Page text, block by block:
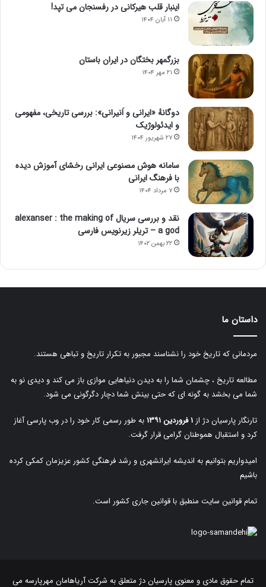
اینبار قلب هیرکانی در رفسنجان می تپد!
۱۱ آبان ۱۴۰۴
بزرگمهر بختگان در ایران باستان
۲۱ مهر ۱۴۰۴
دوگانهٔ «ایرانی و اَنیرانی»: بررسی تاریخی، مفهومی
و ایدئولوژیک
۲۷ شهریور ۱۴۰۴
سامانه هوش مصنوعی ایرانی رخشای آموزش دیده
با فرهنگ ایرانی
۷ مرداد ۱۴۰۴
نقد و بررسی سریال alexanser : the making of
a god – تریلر زیرنویس فارسی
۲۲ بهمن ۱۴۰۲
داستان ما
مردمانی که تاریخ خود را نشناسند مجبور به تکرار تاریخ و تباهی هستند.
مطالعه تاریخ ، چشمان شما را به دیدن دنیاهایی موازی باز می کند و دیدی نو به
شما می بخشد به گونه ای که حتی بینش شما دچار دگرگونی می شود.
تارنگار پارسیان دژ از ۱ فروردین ۱۳۹۱
به طور رسمی کار خود را در وب پارسی آغاز
کرد و استقبال هموطنان گرامی قرار گرفت.
امیدواریم بتوانیم به اندیشه ایرانشهری و رشد فرهنگی کشور عزیزمان کمکی کرده
باشیم
تمام قوانین سایت منطبق با قوانین جاری کشور است.
تمام حقوق مادی و معنوی پارسیان دژ متعلق به شرکت آریاهامان مهرپارسه می